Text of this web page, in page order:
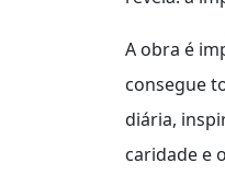
A obra é
consegue
diária,
caridade e